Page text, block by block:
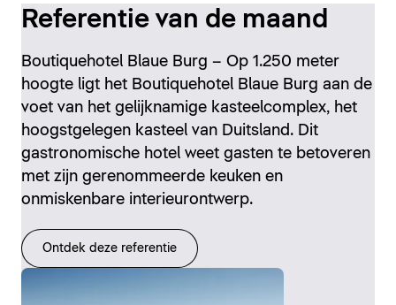
Referentie van de maand
Boutiquehotel Blaue Burg – Op 1.250 meter
hoogte ligt het Boutiquehotel Blaue Burg aan de
voet van het gelijknamige kasteelcomplex, het
hoogstgelegen kasteel van Duitsland. Dit
gastronomische hotel weet gasten te betoveren
met zijn gerenommeerde keuken en
onmiskenbare interieurontwerp.
Ontdek deze referentie